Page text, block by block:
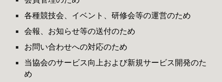
各種競技会、イベント、研修会等の運営のため
会報、お知らせ等の送付のため
お問い合わせへの対応のため
当協会のサービス向上および新規サービス開発のた
め